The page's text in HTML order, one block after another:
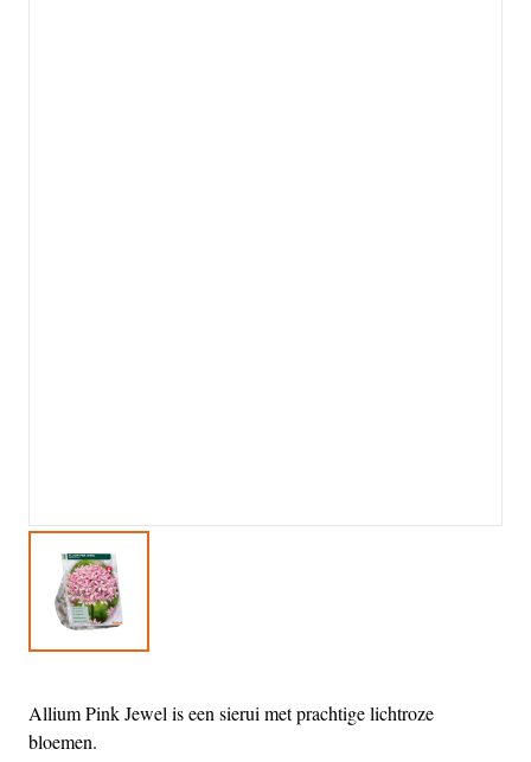
Allium Pink Jewel is een sierui met prachtige lichtroze
bloemen.